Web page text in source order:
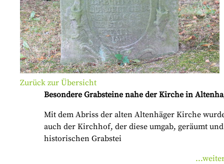
Zurück zur Übersicht
Besondere Grabsteine nahe der Kirche in
Mit dem Abriss der alten Altenhäger Kirche
auch der Kirchhof, der diese umgab, geräumt
historischen Grabstei